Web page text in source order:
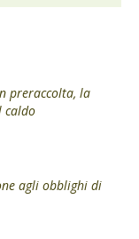
preraccolta, la
caldo
agli obblighi di